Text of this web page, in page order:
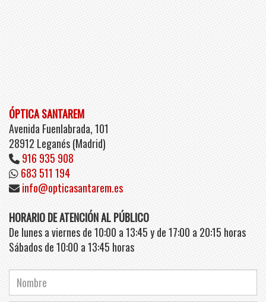
ÓPTICA SANTAREM
Avenida Fuenlabrada, 101
28912 Leganés (Madrid)
916 935 908
683 511 194
info
opticasantarem.es
HORARIO DE ATENCIÓN AL PÚBLICO
De lunes a viernes de 10:00 a 13:45 y de 17:00 a 20:15 horas
Sábados de 10:00 a 13:45 horas